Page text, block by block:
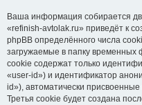
Ваша информация собирается
«refinish-avtolak.ru» приведёт к
phpBB определённого числа
загружаемые в папку
cookie содержат только
«user-id») и идентификатор
id»), автоматически
Третья cookie будет создана